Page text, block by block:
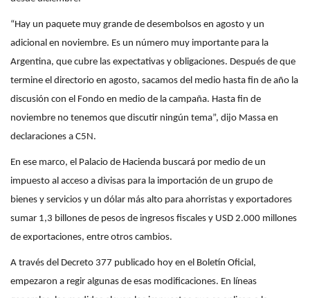
“Hay un paquete muy grande de desembolsos en agosto y un
adicional en noviembre. Es un número muy importante para la
Argentina, que cubre las expectativas y obligaciones. Después de que
termine el directorio en agosto, sacamos del medio hasta fin de año la
discusión con el Fondo en medio de la campaña. Hasta fin de
noviembre no tenemos que discutir ningún tema”, dijo Massa en
declaraciones a C5N.
En ese marco, el Palacio de Hacienda buscará por medio de un
impuesto al acceso a divisas para la importación de un grupo de
bienes y servicios y un dólar más alto para ahorristas y exportadores
sumar 1,3 billones de pesos de ingresos fiscales y USD 2.000 millones
de exportaciones, entre otros cambios.
A través del Decreto 377 publicado hoy en el Boletín Oficial,
empezaron a regir algunas de esas modificaciones. En líneas